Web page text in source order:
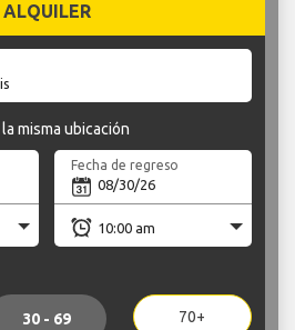
ALQUILER
misma ubicación
Fecha de regreso
30 - 69 70+